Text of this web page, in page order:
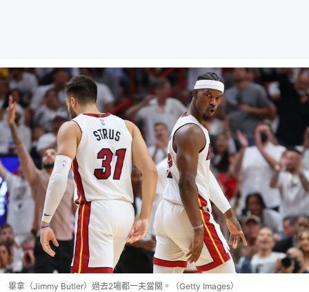
畢拿（Jimmy Butler）過去2場都一夫當關。（Getty Images）